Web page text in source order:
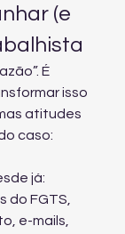
(e
É
isso
atitudes
caso:
já:
do FGTS,
e-mails,